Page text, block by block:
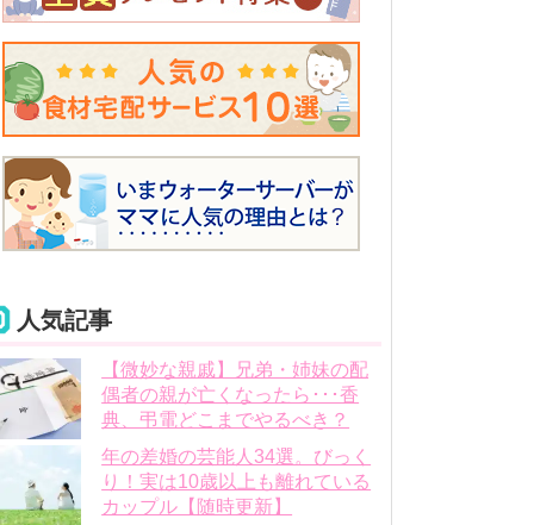
人気記事
【微妙な親戚】兄弟・姉妹の配
偶者の親が亡くなったら･･･香
典、弔電どこまでやるべき？
年の差婚の芸能人34選。びっく
り！実は10歳以上も離れている
カップル【随時更新】